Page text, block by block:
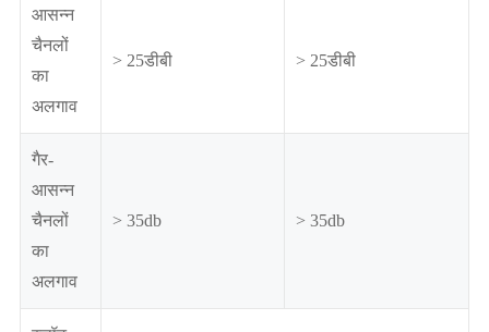
आसन्न
चैनलों
का
अलगाव
> 25डीबी > 25डीबी
गैर-
आसन्न
चैनलों
का
अलगाव
> 35db > 35db